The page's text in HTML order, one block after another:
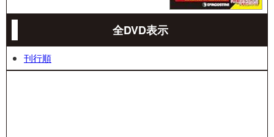
全DVD表示
刊行順